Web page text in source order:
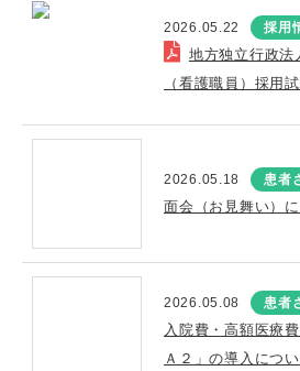
2026.05.22 採用
地方独立行政法
（看護職員）採用
2026.05.18 患者
面会（お見舞い）
2026.05.08 患者
入院費・高額医療
Ａ２」の導入につ